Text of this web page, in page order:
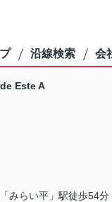
沿線検索 会
Este A
みらい平」駅徒歩54分